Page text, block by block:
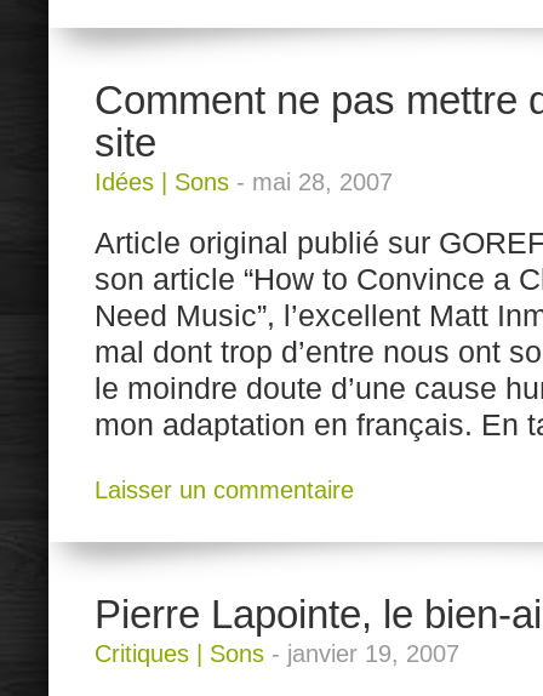
Comment ne pas mettre
site
Idées Sons - mai 28, 2007
Article original publié sur
son article “How to Convince a
Need Music”, l’excellent Matt
mal dont trop d’entre nous ont
le moindre doute d’une cause
mon adaptation en français. En
Laisser un commentaire
Pierre Lapointe, le bien-
Critiques Sons - janvier 19, 2007